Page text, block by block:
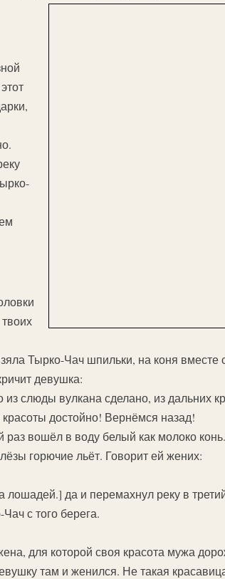
Тырко-Чач шпильки, на коня вместе
девушка:
слюды вулкана сделано, из дальних
достойно! Вернёмся назад!
вошёл в воду белый как молоко
горючие льёт. Говорит ей жених:
да и перемахнул реку в
с того берега.
для которой своя красота мужа
там и женился. Не такая